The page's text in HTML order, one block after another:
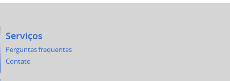
Serviços
Perguntas frequentes
Contato